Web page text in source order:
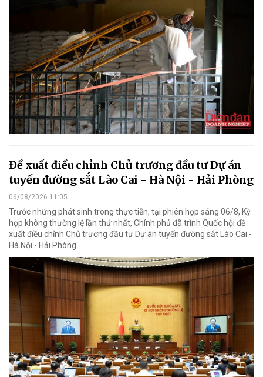
Đề xuất điều chỉnh Chủ trương đầu tư Dự án
tuyến đường sắt Lào Cai - Hà Nội - Hải Phòng
06/08/2026 11:05
Trước những phát sinh trong thực tiễn, tại phiên họp sáng 06/8, Kỳ
họp không thường lệ lần thứ nhất, Chính phủ đã trình Quốc hội đề
xuất điều chỉnh Chủ trương đầu tư Dự án tuyến đường sắt Lào Cai -
Hà Nội - Hải Phòng.